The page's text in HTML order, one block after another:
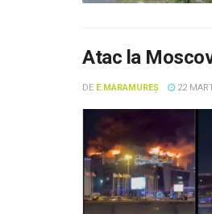
Atac la
DE E.MARAMUREȘ 22